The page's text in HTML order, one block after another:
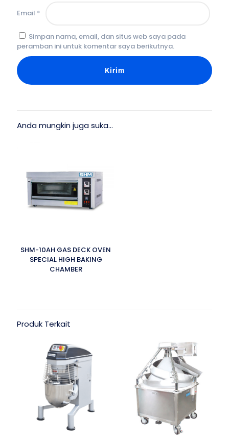
Email *
Simpan nama, email, dan situs web saya pada
peramban ini untuk komentar saya berikutnya.
Anda mungkin juga suka…
SHM-10AH GAS DECK OVEN
SPECIAL HIGH BAKING
CHAMBER
Produk Terkait